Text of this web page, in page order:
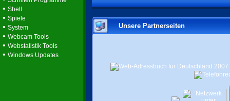
• Shell
• Spiele
• System
• Webcam Tools
• Webstatistik Tools
• Windows Updates
Unsere Partnerseiten